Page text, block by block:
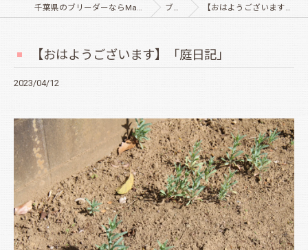
千葉県のブリーダーならMagnolia Dog Site ブログ 【おはようございます】「庭日記」
【おはようございます】「庭日記」
2023/04/12